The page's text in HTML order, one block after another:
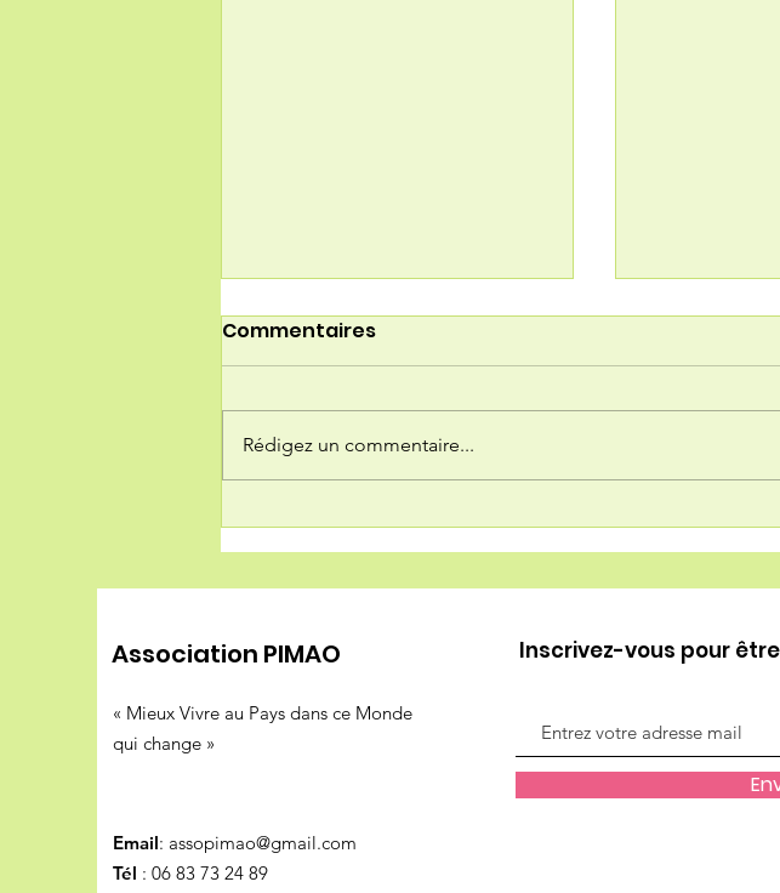
Commentaires
Rédigez un commentaire...
Association PIMAO
« Mieux Vivre au Pays dans ce Monde
qui change »
Email: assopimao@gmail.com
Tél : 06 83 73 24 89
Inscrivez-vous pour